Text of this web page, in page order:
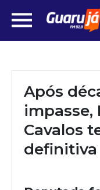
Após
impasse,
Cavalos
definitiva